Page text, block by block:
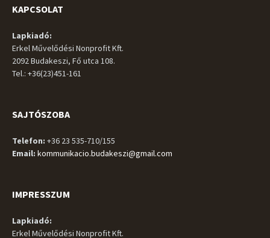
KAPCSOLAT
Lapkiadó:
Erkel Művelődési Nonprofit Kft.
2092 Budakeszi, Fő utca 108.
Tel.: +36(23)451-161
SAJTÓSZOBA
Telefon: +36 23 535-710/155
Email: kommunikacio.budakeszi@gmail.com
IMPRESSZUM
Lapkiadó:
Erkel Művelődési Nonprofit Kft.